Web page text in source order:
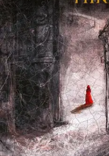
vaikka totuuden hinta on
BESTSELLER Upeasti
tekevät tästä kirjan, joka on
Ällistyttävän kunnianhimoinen
syleilyynsä. – Daily Mail
Yhdysvaltalainen SenLinYu on
Hän aloitti kirjoittamisen
muistiinpanoihin. Hänen
yli 20 miljoonaa kertaa ja
Portlandissa perheineen.
Kirjan elokuvaoikeudet on
jota pidetään kaikkien aikojen
maksettuna palkkiona.
Näytä lisää tuotekuvausta